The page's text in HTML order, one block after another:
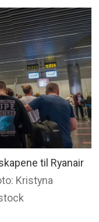
til Ryanair
Kristyna